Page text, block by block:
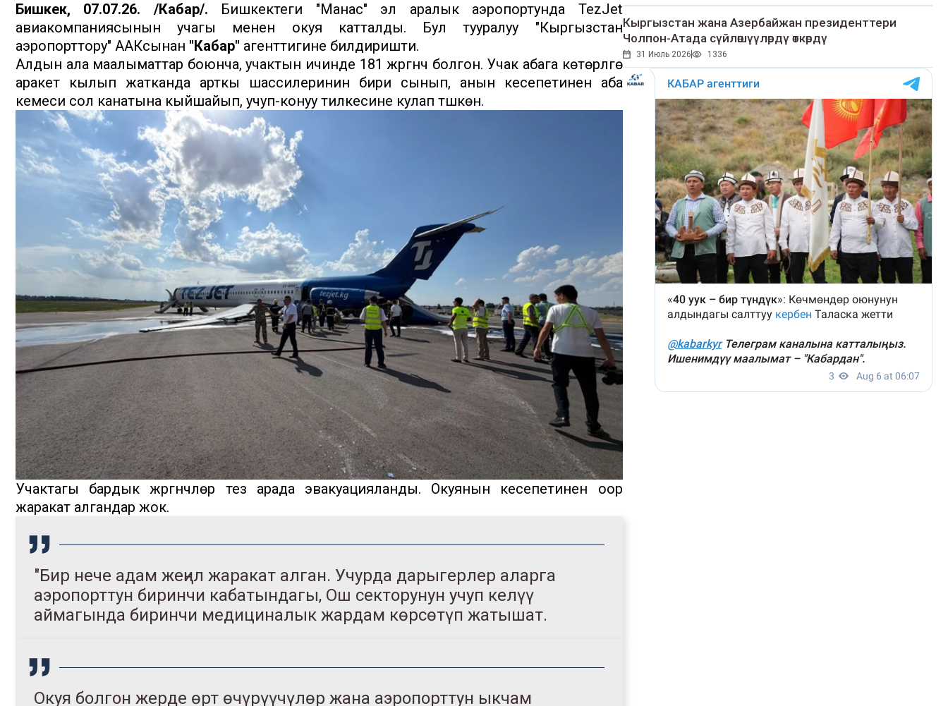
Бишкек, 07.07.26. /Кабар/. Бишкектеги "Манас" эл аралык аэропортунда TezJet
авиакомпаниясынын учагы менен окуя катталды. Бул тууралуу "Кыргызстан
аэропорттору" ААКсынан "Кабар" агенттигине билдиришти.
Алдын ала маалыматтар боюнча, учактын ичинде 181 жүргүнчү болгон. Учак абага көтөрүлүүгө
аракет кылып жатканда арткы шассилеринин бири сынып, анын кесепетинен аба
кемеси сол канатына кыйшайып, учуп-конуу тилкесине кулап түшкөн.
Учактагы бардык жүргүнчүлөр тез арада эвакуацияланды. Окуянын кесепетинен оор
жаракат алгандар жок.
"Бир нече адам жеңил жаракат алган. Учурда дарыгерлер аларга
аэропорттун биринчи кабатындагы, Ош секторунун учуп келүү
аймагында биринчи медициналык жардам көрсөтүп жатышат.
Окуя болгон жерде өрт өчүрүүчүлөр жана аэропорттун ыкчам
Кыргызстан жана Азербайжан президенттери
Чолпон-Атада сүйлөшүүлөрдү өткөрдү
31 Июль 2026 1336